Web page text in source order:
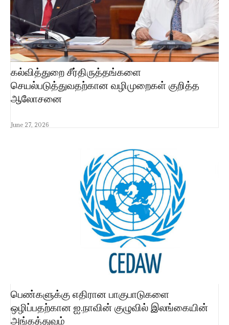
கல்வித்துறை சீர்திருத்தங்களை
செயல்படுத்துவதற்கான வழிமுறைகள் குறித்த
ஆலோசனை
June 27, 2026
பெண்களுக்கு எதிரான பாகுபாடுகளை
ஒழிப்பதற்கான ஐ.நாவின் குழுவில் இலங்கையின்
அங்கத்துவம்